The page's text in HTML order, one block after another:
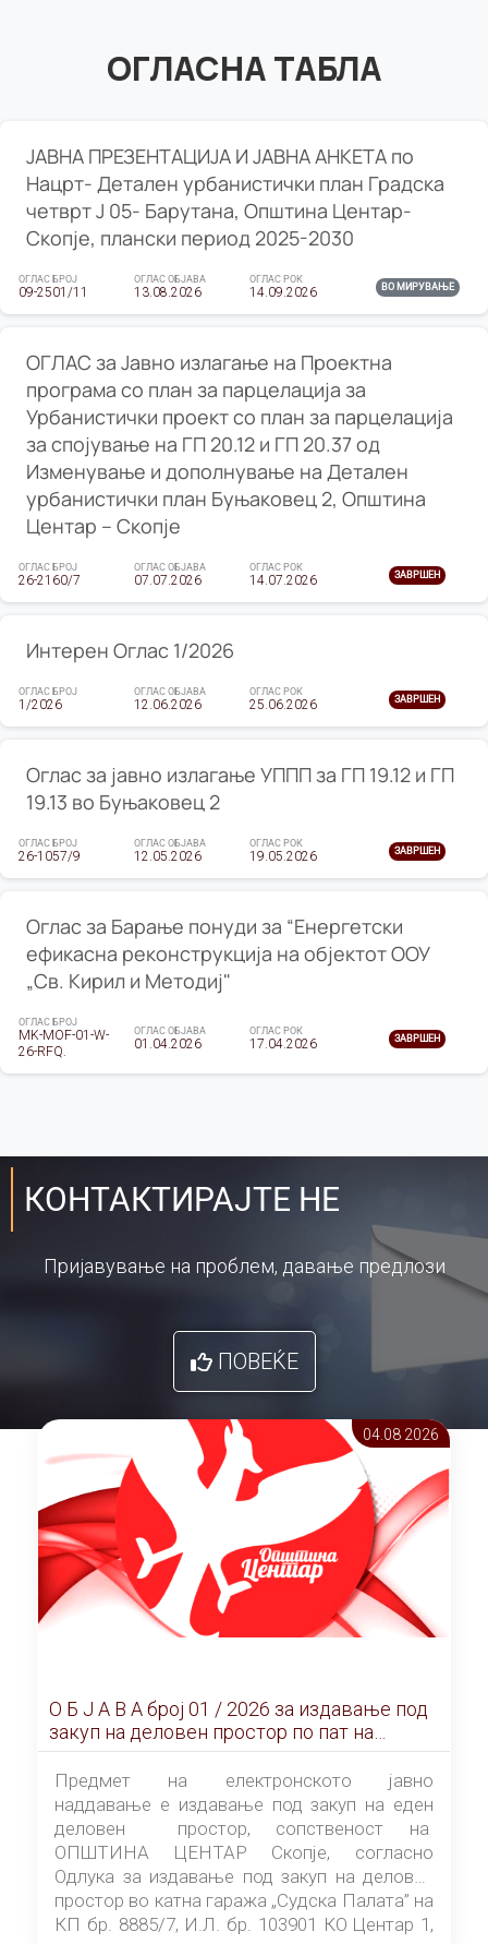
ОГЛАСНА ТАБЛА
ЈАВНА ПРЕЗЕНТАЦИЈА И ЈАВНА АНКЕТА по
Нацрт- Детален урбанистички план Градска
четврт Ј 05- Барутана, Општина Центар-
Скопје, плански период 2025-2030
ОГЛАС БРОЈ
09-2501/11
ОГЛАС ОБЈАВА
13.08.2026
ОГЛАС РОК
14.09.2026 ВО МИРУВАЊЕ
ОГЛАС за Јавно излагање на Проектна
програма со план за парцелација за
Урбанистички проект со план за парцелација
за спојување на ГП 20.12 и ГП 20.37 од
Изменување и дополнување на Детален
урбанистички план Буњаковец 2, Општина
Центар – Скопје
ОГЛАС БРОЈ
26-2160/7
ОГЛАС ОБЈАВА
07.07.2026
ОГЛАС РОК
14.07.2026 ЗАВРШЕН
Интерен Оглас 1/2026
ОГЛАС БРОЈ
1/2026
ОГЛАС ОБЈАВА
12.06.2026
ОГЛАС РОК
25.06.2026 ЗАВРШЕН
Оглас за јавно излагање УППП за ГП 19.12 и ГП
19.13 во Буњаковец 2
ОГЛАС БРОЈ
26-1057/9
ОГЛАС ОБЈАВА
12.05.2026
ОГЛАС РОК
19.05.2026 ЗАВРШЕН
Оглас за Барање понуди за “Енергетски
ефикасна реконструкција на објектот ООУ
„Св. Кирил и Методиј"
ОГЛАС БРОЈ
MK-MOF-01-W-
26-RFQ.
ОГЛАС ОБЈАВА
01.04.2026
ОГЛАС РОК
17.04.2026 ЗАВРШЕН
КОНТАКТИРАЈТЕ НЕ
Пријавување на проблем, давање предлози
ПОВЕЌЕ
04.08 2026
О Б Ј А В А брoj 01 / 2026 за издавање под
закуп на деловен простор по пат на
ЕЛЕКТРОНСКО ЈАВНО НАДДАВАЊЕ
Предмет на електронското јавно
наддавање е издавање под закуп на еден
деловен простор, сопственост на
ОПШТИНА ЦЕНТАР Скопје, согласно
Одлука за издавање под закуп на деловен
простор во катна гаража „Судска Палата” на
КП бр. 8885/7, И.Л. бр. 103901 КО Центар 1,